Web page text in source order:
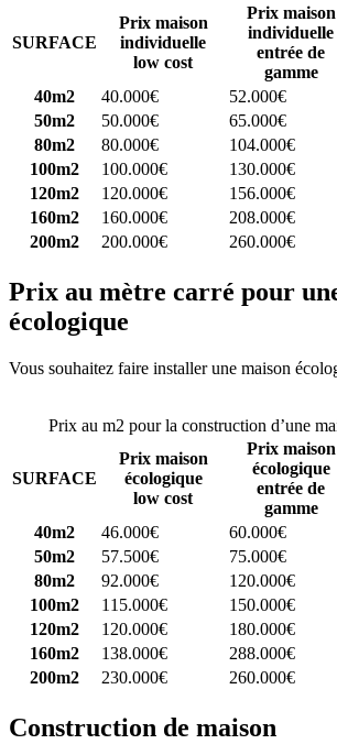
SURFACE
Prix maison
individuelle
low cost
Prix maison
individuelle
entrée de
gamme
40m2
40.000€ 52.000€
50m2
50.000€ 65.000€
80m2
80.000€ 104.000€
100m2
100.000€ 130.000€
120m2
120.000€ 156.000€
160m2
160.000€ 208.000€
200m2
200.000€ 260.000€
Prix au mètre carré pour
écologique
Vous souhaitez faire installer une maison
Prix au m2 pour la construction d’une
SURFACE
Prix maison
écologique
low cost
Prix maison
écologique
entrée de
gamme
40m2
46.000€ 60.000€
50m2
57.500€ 75.000€
80m2
92.000€ 120.000€
100m2
115.000€ 150.000€
120m2
120.000€ 180.000€
160m2
138.000€ 288.000€
200m2
230.000€ 260.000€
Construction de maison